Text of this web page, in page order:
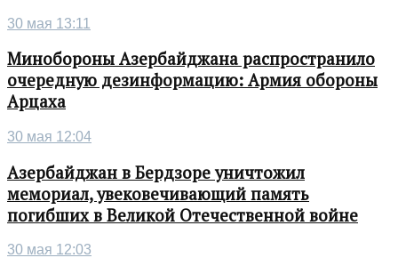
30 мая 13:11
Минобороны Азербайджана распространило
очередную дезинформацию: Армия обороны
Арцаха
30 мая 12:04
Азербайджан в Бердзоре уничтожил
мемориал, увековечивающий память
погибших в Великой Отечественной войне
30 мая 12:03